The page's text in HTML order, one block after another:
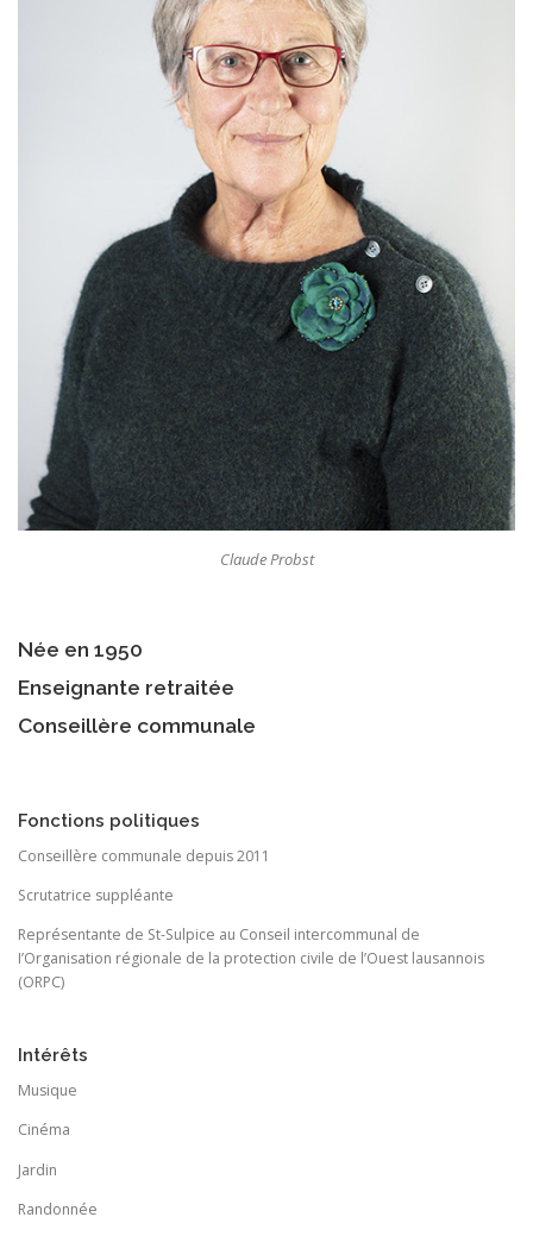
Claude Probst
Née en 1950
Enseignante retraitée
Conseillère communale
Fonctions politiques
Conseillère communale depuis 2011
Scrutatrice suppléante
Représentante de St-Sulpice au Conseil intercommunal de
I’Organisation régionale de la protection civile de l’Ouest lausannois
(ORPC)
Intérêts
Musique
Cinéma
Jardin
Randonnée